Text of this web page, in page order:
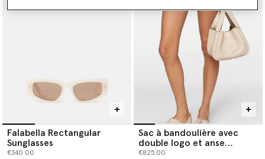
Falabella Rectangular
Sunglasses
€340.00
Sac à bandoulière avec
double logo et anse
supérieure
€825.00